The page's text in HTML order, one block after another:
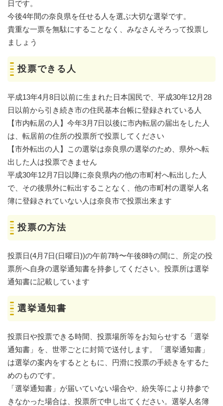
日です。
今後4年間の奈良県を任せる人を選ぶ大切な選挙です。
貴重な一票を無駄にすることなく、みなさんそろって投票し
ましょう
投票できる人
平成13年4月8日以前に生まれた日本国民で、平成30年12月28
日以前から引き続き市の住民基本台帳に登録されている人
【市内転居の人】今年3月7日以後に市内転居の届出をした人
は、転居前の住所の投票所で投票してください
【市外転出の人】この選挙は奈良県の選挙のため、県外へ転
出した人は投票できません
平成30年12月7日以降に奈良県内の他の市町村へ転出した人
で、その後県外に転出することなく、他の市町村の選挙人名
簿に登録されていない人は奈良市で投票出来ます
投票の方法
投票日(4月7日(日曜日))の午前7時〜午後8時の間に、所定の投
票所へ自身の選挙通知書を持参してください。投票所は選挙
通知書に記載しています
選挙通知書
投票日や投票できる時間、投票場所等をお知らせする「選挙
通知書」を、世帯ごとに封筒で送付します。「選挙通知書」
は選挙の案内をするとともに、円滑に投票の手続きをするた
めのものです。
「選挙通知書」が届いていない場合や、紛失等により持参で
きなかった場合は、投票所で申し出てください。選挙人名簿